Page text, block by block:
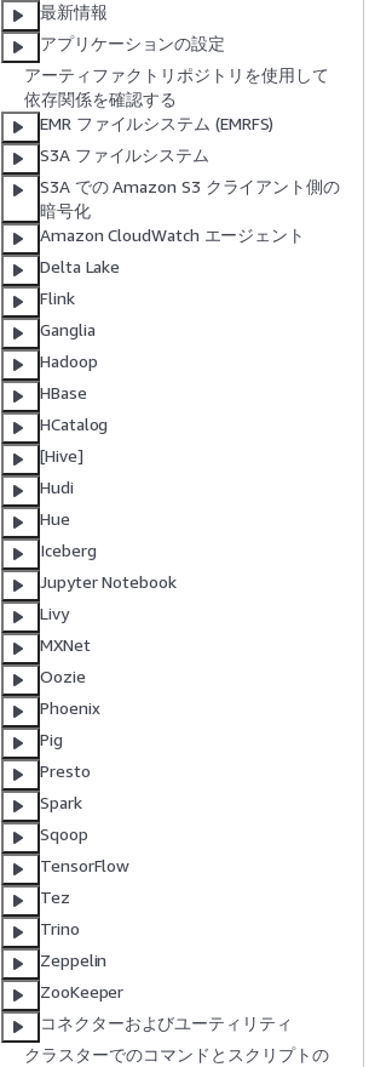
最新情報
アプリケーションの設定
アーティファクトリポジトリを使用して
依存関係を確認する
EMR ファイルシステム (EMRFS)
S3A ファイルシステム
S3A での Amazon S3 クライアント側の
暗号化
Amazon CloudWatch エージェント
Delta Lake
Flink
Ganglia
Hadoop
HBase
HCatalog
[Hive]
Hudi
Hue
Iceberg
Jupyter Notebook
Livy
MXNet
Oozie
Phoenix
Pig
Presto
Spark
Sqoop
TensorFlow
Tez
Trino
Zeppelin
ZooKeeper
コネクターおよびユーティリティ
クラスターでのコマンドとスクリプトの